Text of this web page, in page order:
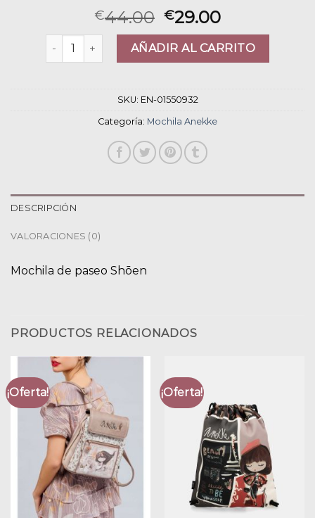
€44.00 €29.00
mochila anekke cantidadAÑADIR AL CARRITO
SKU: EN-01550932
Categoría: Mochila Anekke
DESCRIPCIÓN
VALORACIONES (0)
Mochila de paseo Shōen
PRODUCTOS RELACIONADOS
¡Oferta! ¡Oferta!